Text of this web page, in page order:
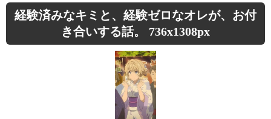
経験済みなキミと、経験ゼロなオレが、お付
き合いする話。 736x1308px